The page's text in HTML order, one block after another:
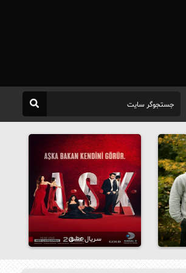
سریال عشق